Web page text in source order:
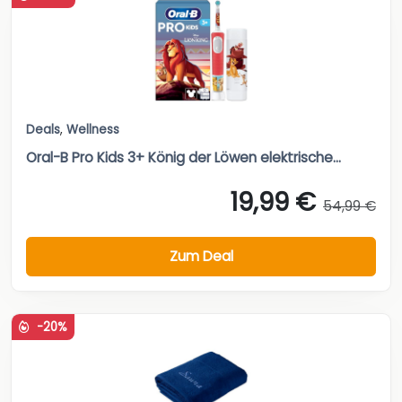
Deals, Wellness
Oral-B Pro Kids 3+ König der Löwen elektrische...
19,99 € 54,99 €
Zum Deal
-20%